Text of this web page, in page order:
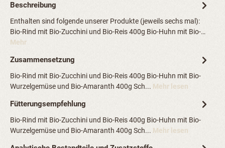
Beschreibung
Enthalten sind folgende unserer Produkte (jeweils sechs mal):
Bio-Rind mit Bio-Zucchini und Bio-Reis 400g Bio-Huhn mit Bio-…
Mehr
Zusammensetzung
Bio-Rind mit Bio-Zucchini und Bio-Reis 400g Bio-Huhn mit Bio-
Wurzelgemüse und Bio-Amaranth 400g Sch... Mehr lesen
Fütterungsempfehlung
Bio-Rind mit Bio-Zucchini und Bio-Reis 400g Bio-Huhn mit Bio-
Wurzelgemüse und Bio-Amaranth 400g Sch... Mehr lesen